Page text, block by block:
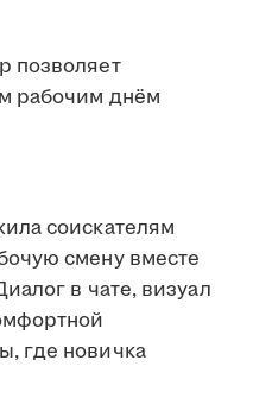
позволяет
рабочим днём
соискателям
смену вместе
в чате, визуал
где новичка